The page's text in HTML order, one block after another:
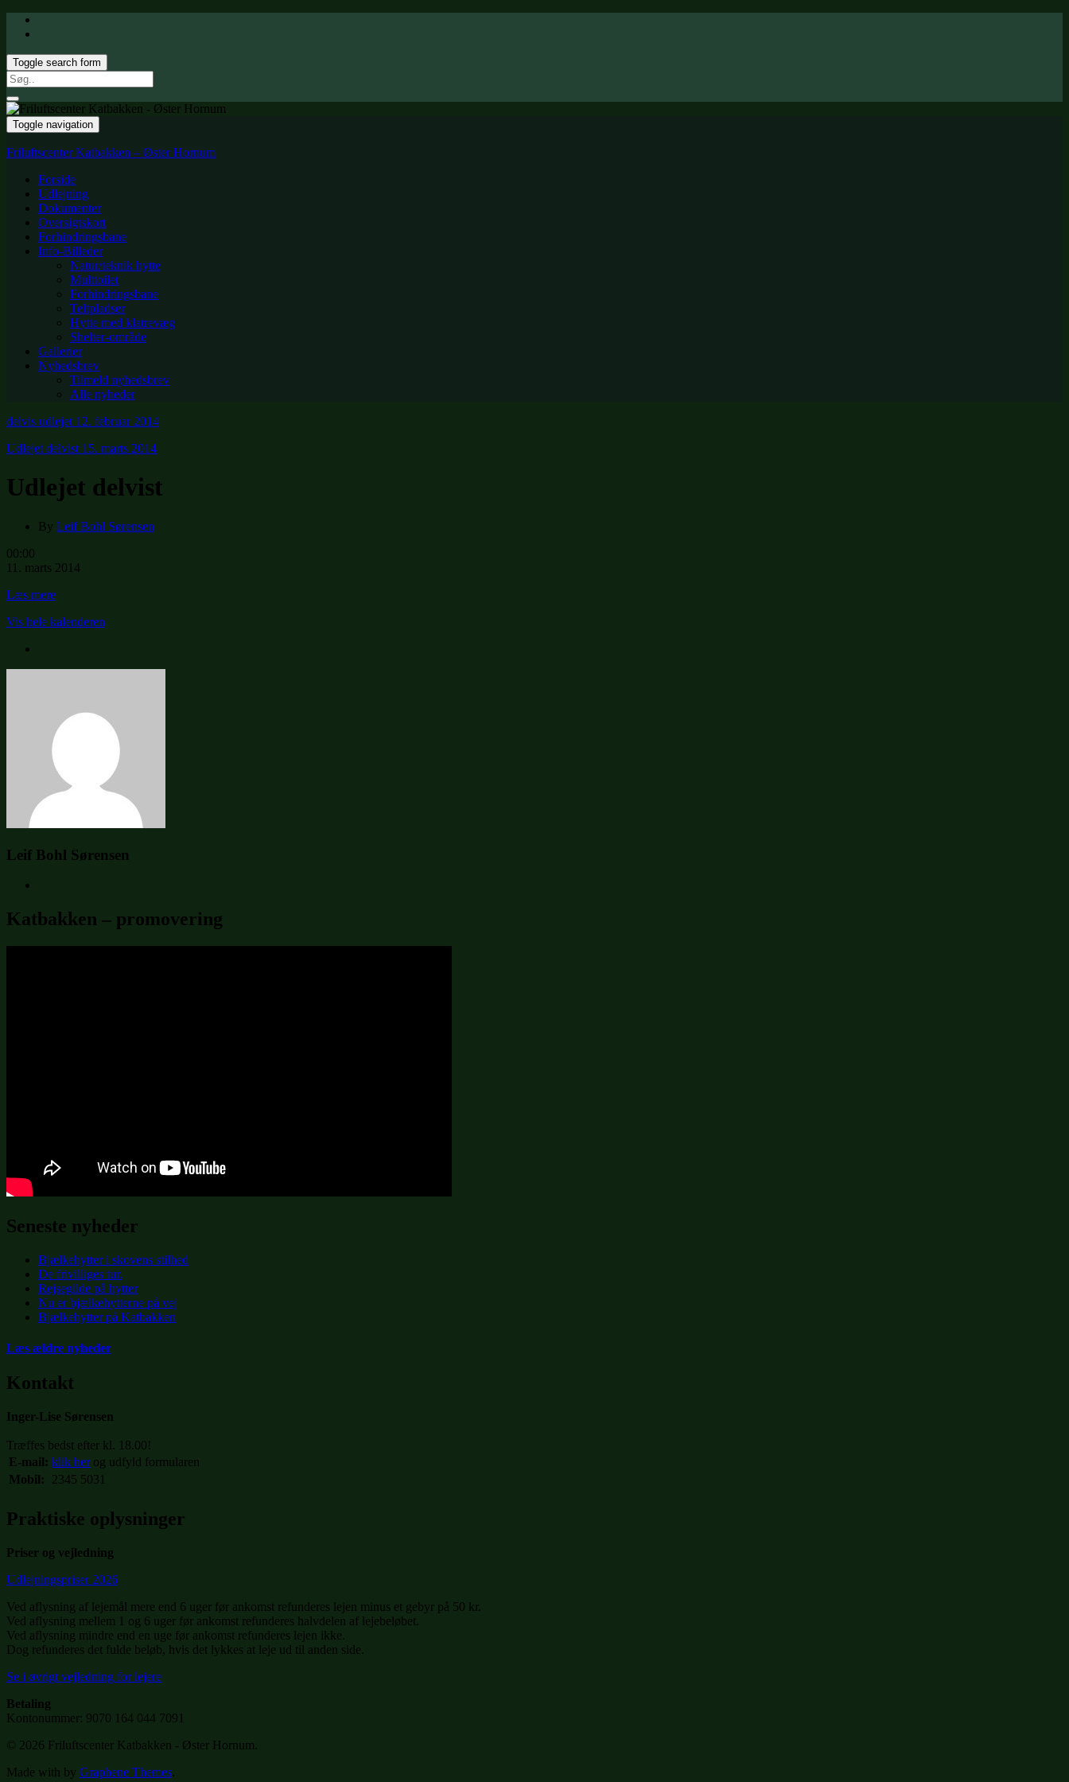
Toggle search form
Search
for:
Toggle navigation
Friluftscenter Katbakken – Øster Hornum
Forside
Udlejning
Dokumenter
Oversigtskort
Forhindringsbane
Info-Billeder
Natur/teknik hytte
Multtoilet
Forhindringsbane
Teltpladser
Hytte med klatrevæg
Shelter-område
Gallerier
Nyhedsbrev
Tilmeld nyhedsbrev
Alle nyheder
delvis udlejet 12. februar 2014
Udlejet delvist 15. marts 2014
Udlejet delvist
By Leif Bohl Sørensen
Udlejet
delvist
00:00
11. marts 2014
Læs mere
Vis hele kalenderen
Leif Bohl Sørensen
Katbakken – promovering
Seneste nyheder
Bjælkehytter i skovens stilhed
De frivilliges tur.
Rejsegilde på hytter
Nu er bjælkehytterne på vej
Bjælkehytter på Katbakken
Læs ældre nyheder
Kontakt
Inger-Lise Sørensen
Træffes bedst efter kl. 18.00!
E-mail: klik herog udfyld formularen
Mobil:
2345 5031
Praktiske oplysninger
Priser og vejledning
Udlejningspriser 2026
Ved aflysning af lejemål mere end 6 uger før ankomst refunderes lejen minus et gebyr på 50 kr.
Ved aflysning mellem 1 og 6 uger før ankomst refunderes halvdelen af lejebeløbet.
Ved aflysning mindre end en uge før ankomst refunderes lejen ikke.
Dog refunderes det fulde beløb, hvis det lykkes at leje ud til anden side.
Se i øvrigt vejledning for lejere
Betaling
Kontonummer: 9070 164 044 7091
© 2026 Friluftscenter Katbakken - Øster Hornum.
Made with by Graphene Themes.